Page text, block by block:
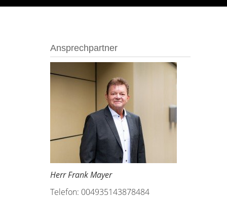
Ansprechpartner
Herr Frank Mayer
Telefon: 004935143878484